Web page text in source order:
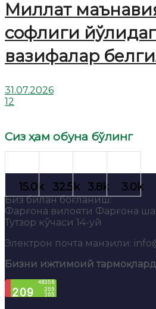
Миллат
софлиги
вазифалар
31.07.2026
12
Сиз ҳам обуна бўлинг
Биз билан боғланиш:
Фарғона вилояти Фарғона
Тутзор кўчаси 14-уй
Электрон почта манзили:
Бизни ижтимоий